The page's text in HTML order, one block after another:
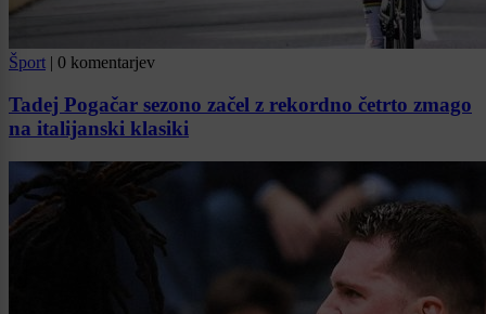
Šport | 0 komentarjev
Tadej Pogačar sezono začel z rekordno četrto zmago
na italijanski klasiki